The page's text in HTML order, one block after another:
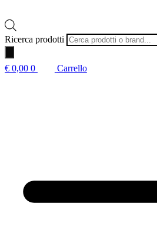
Ricerca prodotti
€ 0,00 0 Carrello